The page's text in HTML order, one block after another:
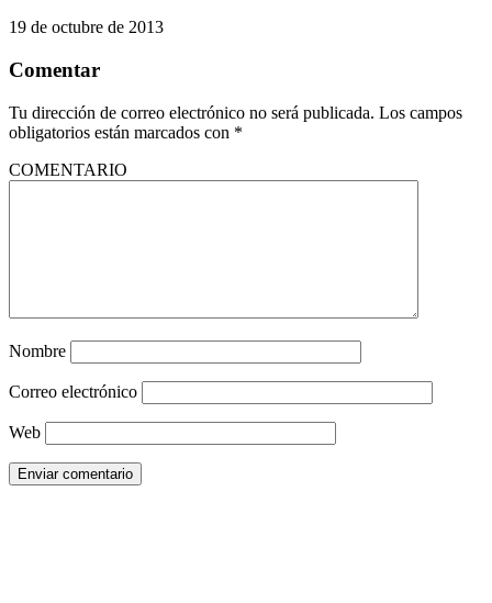
19 de octubre de 2013
Comentar
Tu dirección de correo electrónico no será publicada. Los campos
obligatorios están marcados con *
COMENTARIO
Nombre
Correo electrónico
Web